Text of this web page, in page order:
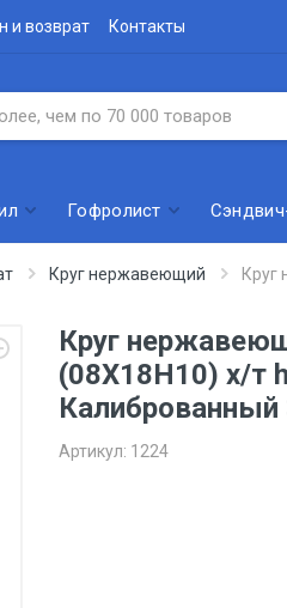
и возврат Контакты
Гофролист
Круг нержавеющий Круг
Круг
(08Х18Н10) х/т
Калиброванный
Артикул: 1224